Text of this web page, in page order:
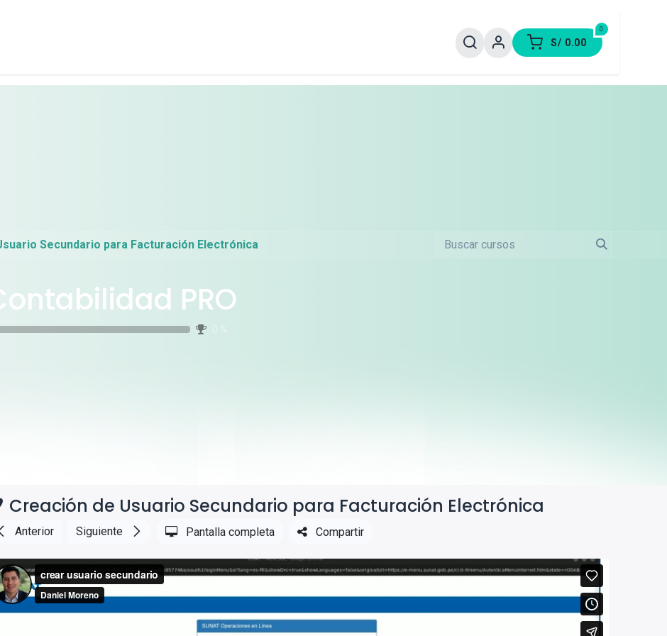
0
S/ 0.00
Secundario para Facturación Electrónica
PRO
Creación de Usuario Secundario para Facturación Electrónica
Anterior Siguiente Pantalla completa Compartir